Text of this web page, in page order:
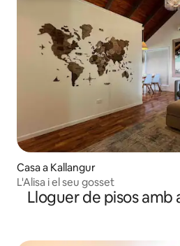
Casa a Kallangur
L'Alisa i el seu gosset
Lloguer de pisos